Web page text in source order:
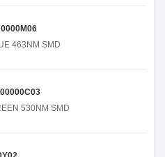
463NM SMD
530NM SMD